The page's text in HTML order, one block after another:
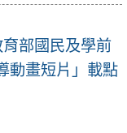
育部國民及學前
動畫短片」載點